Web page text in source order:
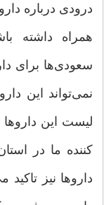
درودی درباره
همراه داشته
سعودی‌ها برای
نمی‌تواند این
لیست این داروها
کننده ما در
داروها نیز